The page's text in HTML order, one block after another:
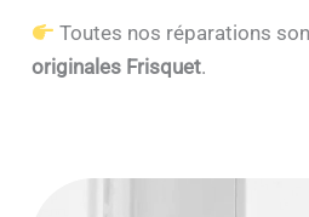
Toutes nos réparations
originales Frisquet.